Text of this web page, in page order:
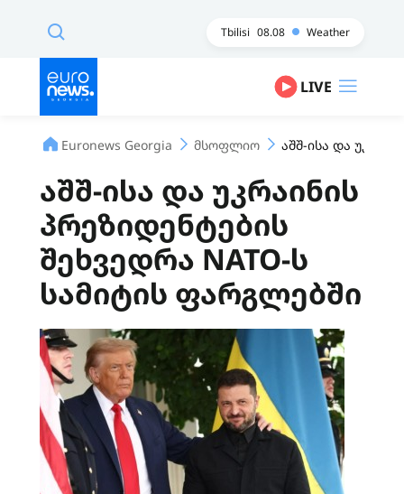
Tbilisi 08.08 Weather
LIVE
Euronews Georgia მსოფლიო აშშ-ისა და
აშშ-ისა და უკრაინის
პრეზიდენტების
შეხვედრა NATO-ს
სამიტის ფარგლებში